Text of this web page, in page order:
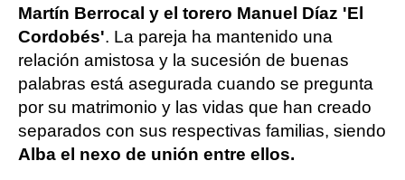
Martín Berrocal y el torero Manuel Díaz 'El
Cordobés'. La pareja ha mantenido una
relación amistosa y la sucesión de buenas
palabras está asegurada cuando se pregunta
por su matrimonio y las vidas que han creado
separados con sus respectivas familias, siendo
Alba el nexo de unión entre ellos.